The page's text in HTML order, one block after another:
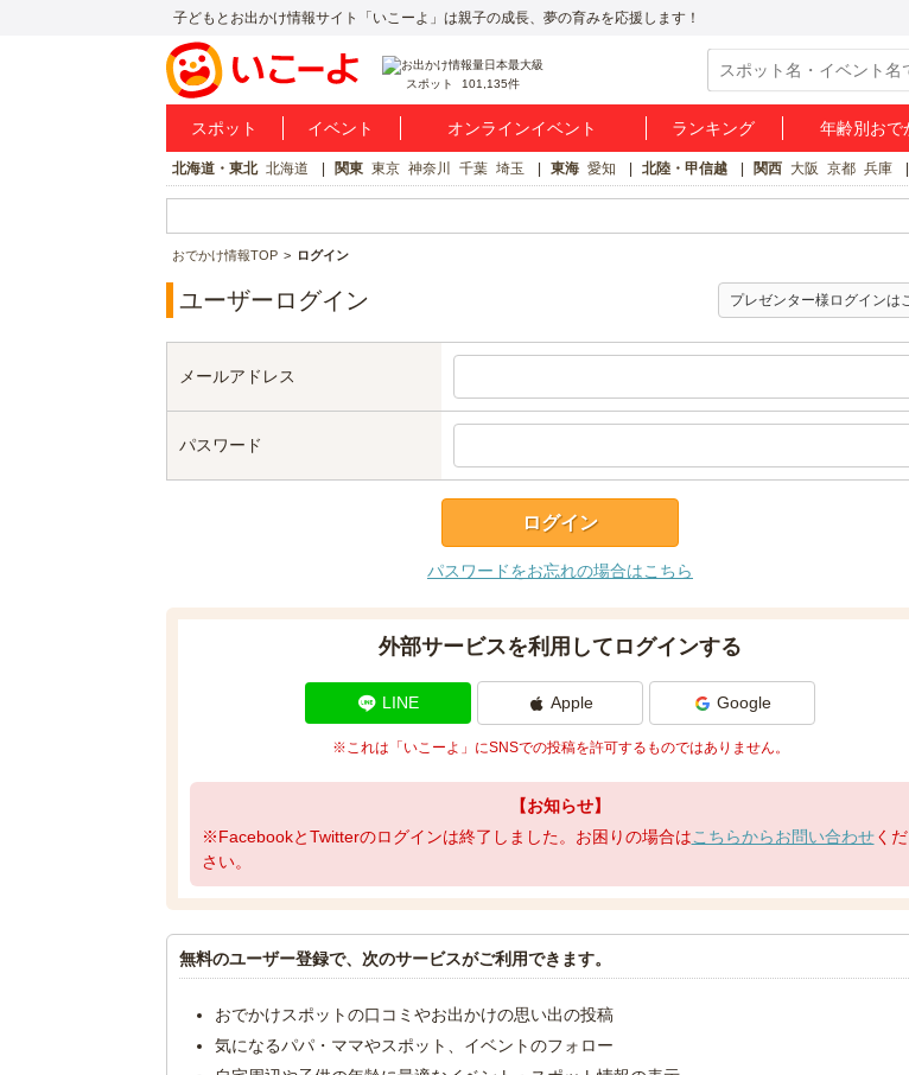
子どもとお出かけ情報サイト「いこーよ」は親子の成長、夢の育みを応援します！
スポット 101,135件
スポット イベント オンラインイベント ランキング 年齢別おで
北海道・東北 北海道 関東 東京 神奈川 千葉 埼玉 東海 愛知 北陸・甲信越 関西 大阪 京都 兵庫
おでかけ情報TOP ログイン
ユーザーログイン プレゼンター様ログインは
メールアドレス
パスワード
パスワードをお忘れの場合はこちら
外部サービスを利用してログインする
LINE Apple Google
※これは「いこーよ」にSNSでの投稿を許可するものではありません。
【お知らせ】
※FacebookとTwitterのログインは終了しました。お困りの場合はこちらからお問い合わせくだ
さい。
無料のユーザー登録で、次のサービスがご利用できます。
おでかけスポットの口コミやお出かけの思い出の投稿
気になるパパ・ママやスポット、イベントのフォロー